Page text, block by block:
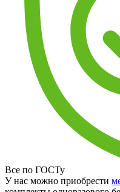
Все по ГОСТу
У нас можно приобрести